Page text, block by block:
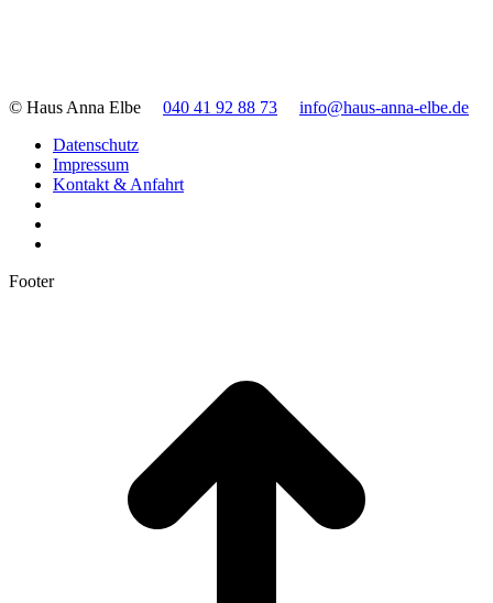
© Haus Anna Elbe 040 41 92 88 73
info@haus-anna-elbe.de
Datenschutz
Impressum
Kontakt & Anfahrt
Footer